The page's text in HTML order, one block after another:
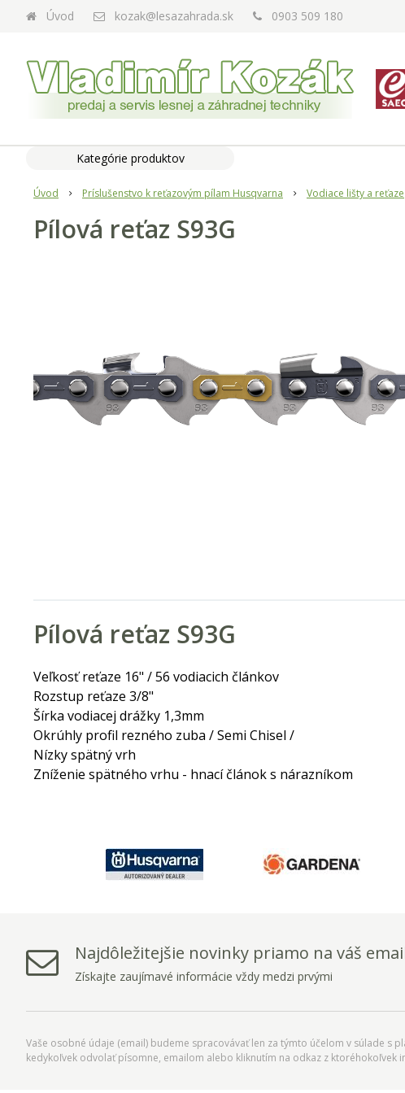
Úvod kozak@lesazahrada.sk 0903 509 180
Úvod Príslušenstvo k reťazovým pílam Husqvarna Vodiace lišty a reťaze
Pílová reťaz S93G
Pílová reťaz S93G
Veľkosť reťaze 16" / 56 vodiacich článkov
Rozstup reťaze 3/8"
Šírka vodiacej drážky 1,3mm
Okrúhly profil rezného zuba / Semi Chisel /
Nízky spätný vrh
Zníženie spätného vrhu - hnací článok s nárazníkom
Kategórie produktov
Najdôležitejšie novinky priamo na váš
Získajte zaujímavé informácie vždy medzi prvými
Vaše osobné údaje (email) budeme spracovávať len za týmto účelom v súlade s
kedykoľvek odvolať písomne, emailom alebo kliknutím na odkaz z ktoréhokoľvek